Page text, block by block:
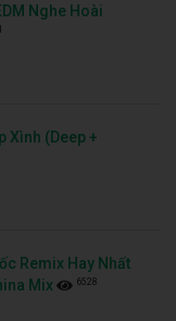
Nghe Hoài
Xình (Deep +
Remix Hay Nhất
Mix
6528